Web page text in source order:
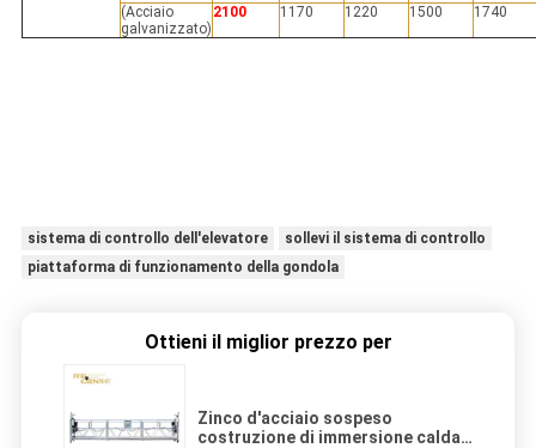
(Acciaio
galvanizzato)
2100 1170 1220 1500 1740
sistema di controllo dell'elevatore
sollevi il sistema di controllo
piattaforma di funzionamento della gondola
Ottieni il miglior prezzo per
Zinco d'acciaio sospeso
costruzione di immersione calda